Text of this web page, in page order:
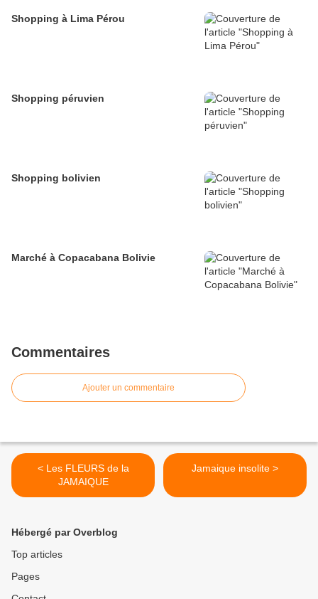
Shopping à Lima Pérou
Shopping péruvien
Shopping bolivien
Marché à Copacabana Bolivie
Commentaires
Ajouter un commentaire
< Les FLEURS de la
JAMAIQUE
Jamaique insolite >
Hébergé par Overblog
Top articles
Pages